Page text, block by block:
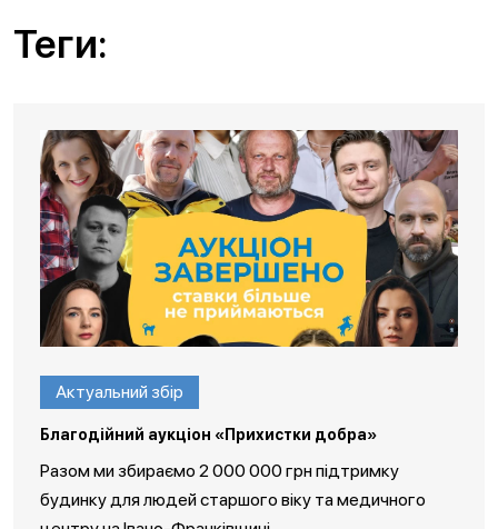
Теги:
Актуальний збір
Благодійний аукціон «Прихистки добра»
Разом ми збираємо 2 000 000 грн підтримку
будинку для людей старшого віку та медичного